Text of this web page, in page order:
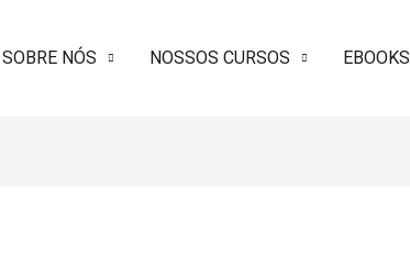
SOBRE NÓS NOSSOS CURSOS EBOOKS